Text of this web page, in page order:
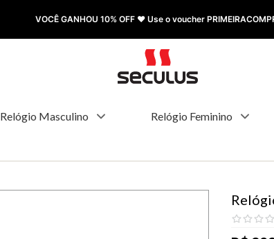
VOCÊ GANHOU 10% OFF ❤️ Use o voucher
Relógio Masculino Relógio Feminino